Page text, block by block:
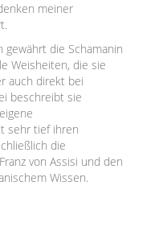
meiner
gewährt die Schamanin
Weisheiten, die sie
auch direkt bei
beschreibt sie
sehr tief ihren
die
von Assisi und den
Wissen.